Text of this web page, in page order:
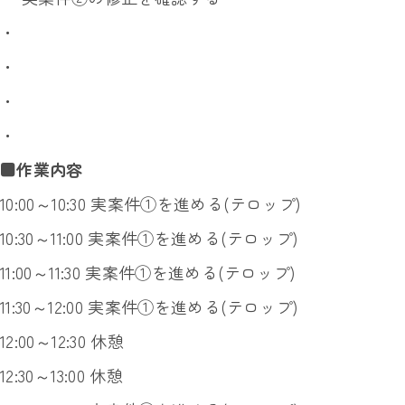
・
・
・
・
■作業内容
10:00～10:30 実案件①を進める(テロップ)
10:30～11:00 実案件①を進める(テロップ)
11:00～11:30 実案件①を進める(テロップ)
11:30～12:00 実案件①を進める(テロップ)
12:00～12:30 休憩
12:30～13:00 休憩